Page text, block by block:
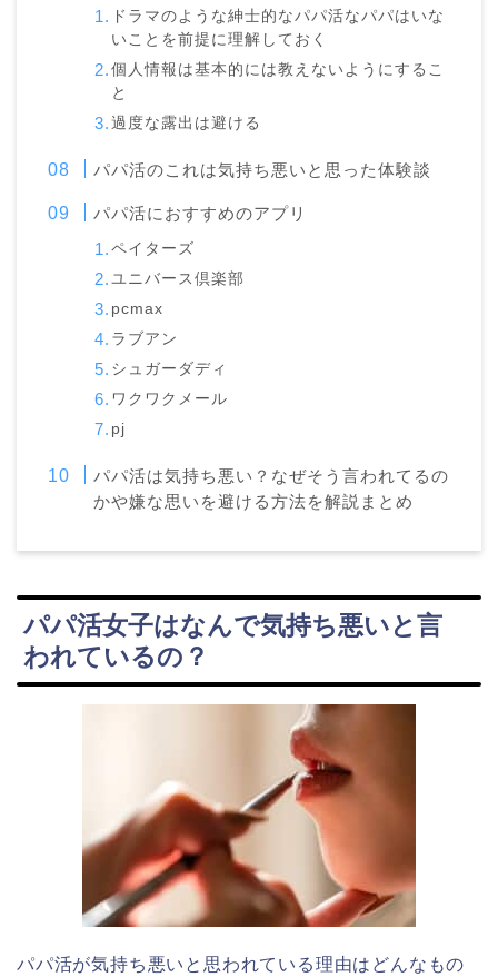
ドラマのような紳士的なパパ活なパパはいな
いことを前提に理解しておく
個人情報は基本的には教えないようにするこ
と
過度な露出は避ける
パパ活のこれは気持ち悪いと思った体験談
パパ活におすすめのアプリ
ペイターズ
ユニバース倶楽部
pcmax
ラブアン
シュガーダディ
ワクワクメール
pj
パパ活は気持ち悪い？なぜそう言われてるの
かや嫌な思いを避ける方法を解説まとめ
パパ活女子はなんで気持ち悪いと言
われているの？
パパ活が気持ち悪いと思われている理由はどんなもの